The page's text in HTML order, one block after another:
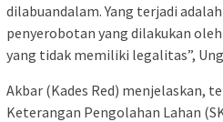
dilabuandalam. Yang terjadi
penyerobotan yang dilakukan
yang tidak memiliki legalitas”,
Akbar (Kades Red) menjelaskan,
Keterangan Pengolahan Lahan